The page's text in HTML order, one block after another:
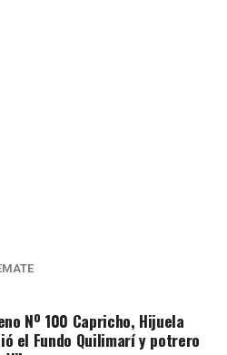
Nº 100 Capricho, Hijuela
el Fundo Quilimarí y potrero